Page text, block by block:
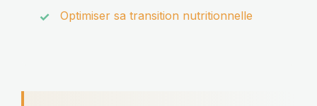
Optimiser sa transition nutritionnelle